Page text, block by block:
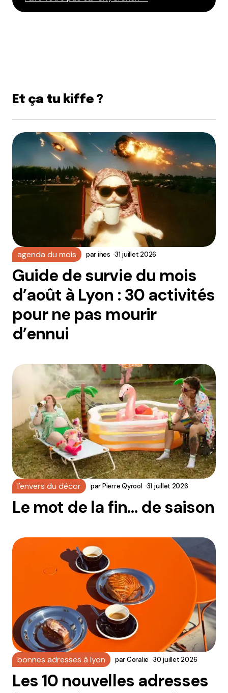
navigateur pour mon prochain commentaire.
Et bim !
Et ça tu kiffe ?
agenda du mois parines 31 juillet 2026
Guide de survie du mois
d’août à Lyon : 30 activités
pour ne pas mourir
d’ennui
l'envers du décor parPierre Qyrool 31 juillet 2026
Le mot de la fin… de saison
bonnes adresses à lyon parCoralie 30 juillet 2026
Les 10 nouvelles adresses